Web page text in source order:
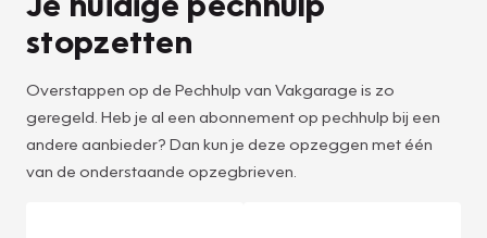
stopzetten
Overstappen op de Pechhulp van Vakgarage is zo
geregeld. Heb je al een abonnement op pechhulp bij een
andere aanbieder? Dan kun je deze opzeggen met één
van de onderstaande opzegbrieven.